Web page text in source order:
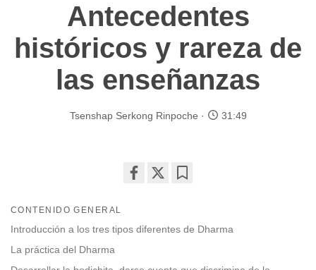
Antecedentes
históricos y rareza de
las enseñanzas
Tsenshap Serkong Rinpoche 31:49
facebook
CONTENIDO GENERAL
Introducción a los tres tipos diferentes de Dharma
La práctica del Dharma